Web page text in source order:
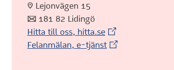
:pin: Lejonvägen 15
:post: 181 82 Lidingö
Hitta till oss, hitta.se(Extern webbplats)
Felanmälan, e-tjänst(Extern webbplats)